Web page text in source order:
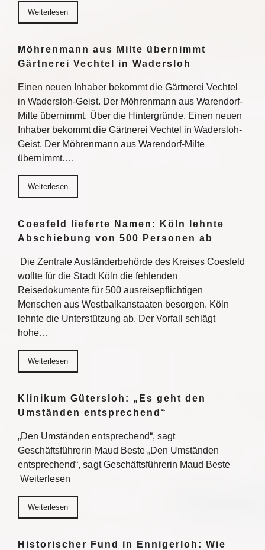
Weiterlesen
Möhrenmann aus Milte übernimmt
Gärtnerei Vechtel in Wadersloh
Einen neuen Inhaber bekommt die Gärtnerei Vechtel
in Wadersloh-Geist. Der Möhrenmann aus Warendorf-
Milte übernimmt. Über die Hintergründe. Einen neuen
Inhaber bekommt die Gärtnerei Vechtel in Wadersloh-
Geist. Der Möhrenmann aus Warendorf-Milte
übernimmt….
Weiterlesen
Coesfeld lieferte Namen: Köln lehnte
Abschiebung von 500 Personen ab
Die Zentrale Ausländerbehörde des Kreises Coesfeld
wollte für die Stadt Köln die fehlenden
Reisedokumente für 500 ausreisepflichtigen
Menschen aus Westbalkanstaaten besorgen. Köln
lehnte die Unterstützung ab. Der Vorfall schlägt
hohe…
Weiterlesen
Klinikum Gütersloh: „Es geht den
Umständen entsprechend“
„Den Umständen entsprechend“, sagt
Geschäftsführerin Maud Beste „Den Umständen
entsprechend“, sagt Geschäftsführerin Maud Beste
Weiterlesen
Weiterlesen
Historischer Fund in Ennigerloh: Wie